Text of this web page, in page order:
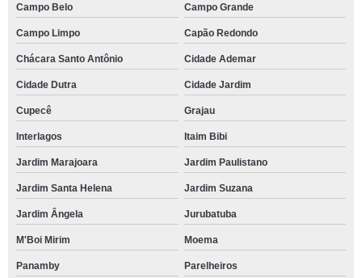
Campo Belo Campo Grande
Campo Limpo Capão Redondo
Chácara Santo Antônio Cidade Ademar
Cidade Dutra Cidade Jardim
Cupecê Grajau
Interlagos Itaim Bibi
Jardim Marajoara Jardim Paulistano
Jardim Santa Helena Jardim Suzana
Jardim Ângela Jurubatuba
M'Boi Mirim Moema
Panamby Parelheiros